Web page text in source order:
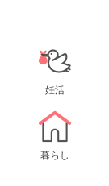
妊活
暮らし